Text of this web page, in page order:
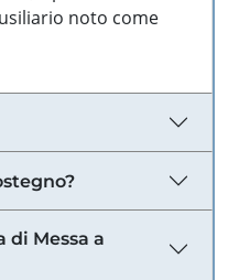
noto come
di Messa a